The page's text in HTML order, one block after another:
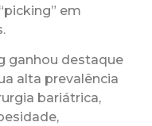
em
ganhou destaque
alta prevalência
bariátrica,